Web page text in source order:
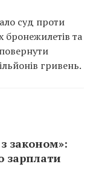
суд проти
бронежилетів та
гривень.
законом»:
зарплати